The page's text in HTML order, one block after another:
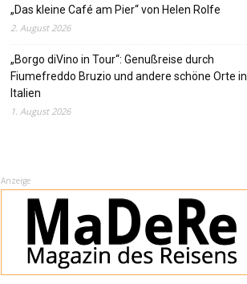
„Das kleine Café am Pier“ von Helen Rolfe
2. August 2026
„Borgo diVino in Tour“: Genußreise durch
Fiumefreddo Bruzio und andere schöne Orte in
Italien
1. August 2026
Anzeige